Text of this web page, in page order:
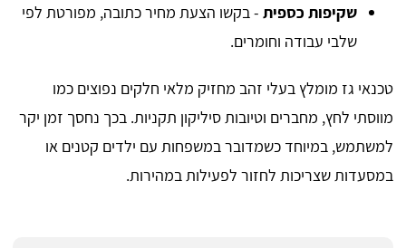
שקיפות כספית - בקשו הצעת מחיר כתובה, מפורטת לפי
שלבי עבודה וחומרים.
טכנאי גז מומלץ בעלי זהב מחזיק מלאי חלקים נפוצים כמו
מווסתי לחץ, מחברים וטיובות סיליקון תקניות. בכך נחסך זמן יקר
למשתמש, במיוחד כשמדובר במשפחות עם ילדים קטנים או
במסעדות שצריכות לחזור לפעילות במהירות.